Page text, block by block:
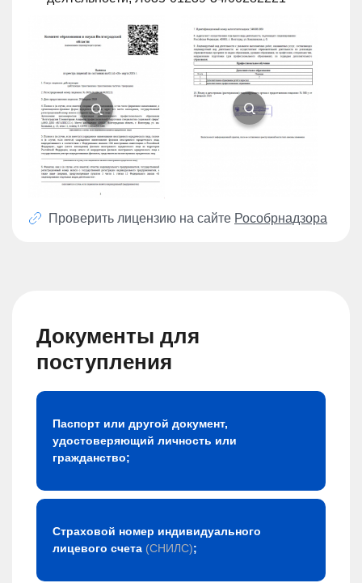
Проверить лицензию на сайте Рособрнадзора
Документы для
поступления
Паспорт или другой документ,
удостоверяющий личность или
гражданство;
Страховой номер индивидуального
лицевого счета (СНИЛС);